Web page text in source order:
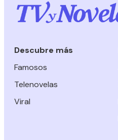
Descubre más
Famosos
Telenovelas
Viral